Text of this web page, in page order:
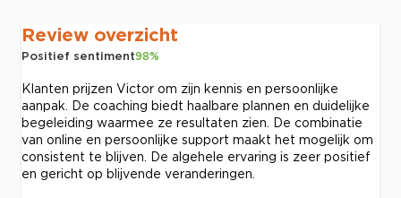
Review overzicht
Positief sentiment98%
Klanten prijzen Victor om zijn kennis en persoonlijke
aanpak. De coaching biedt haalbare plannen en duidelijke
begeleiding waarmee ze resultaten zien. De combinatie
van online en persoonlijke support maakt het mogelijk om
consistent te blijven. De algehele ervaring is zeer positief
en gericht op blijvende veranderingen.